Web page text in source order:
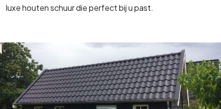
luxe houten schuur die perfect bij u past.